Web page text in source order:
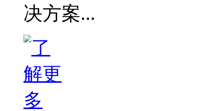
决方案...